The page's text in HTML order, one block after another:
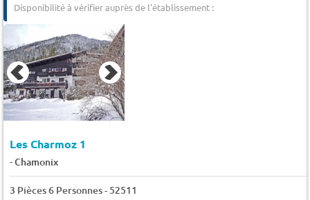
Disponibilité à vérifier auprès de l'établissement :
Les Charmoz 1
-Chamonix
3 Pièces 6 Personnes - 52511